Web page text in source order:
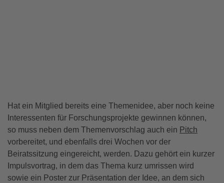
Hat ein Mitglied bereits eine Themenidee, aber noch keine
Interessenten für Forschungsprojekte gewinnen können,
so muss neben dem Themenvorschlag auch ein Pitch
vorbereitet, und ebenfalls drei Wochen vor der
Beiratssitzung eingereicht, werden. Dazu gehört ein kurzer
Impulsvortrag, in dem das Thema kurz umrissen wird
sowie ein Poster zur Präsentation der Idee, an dem sich